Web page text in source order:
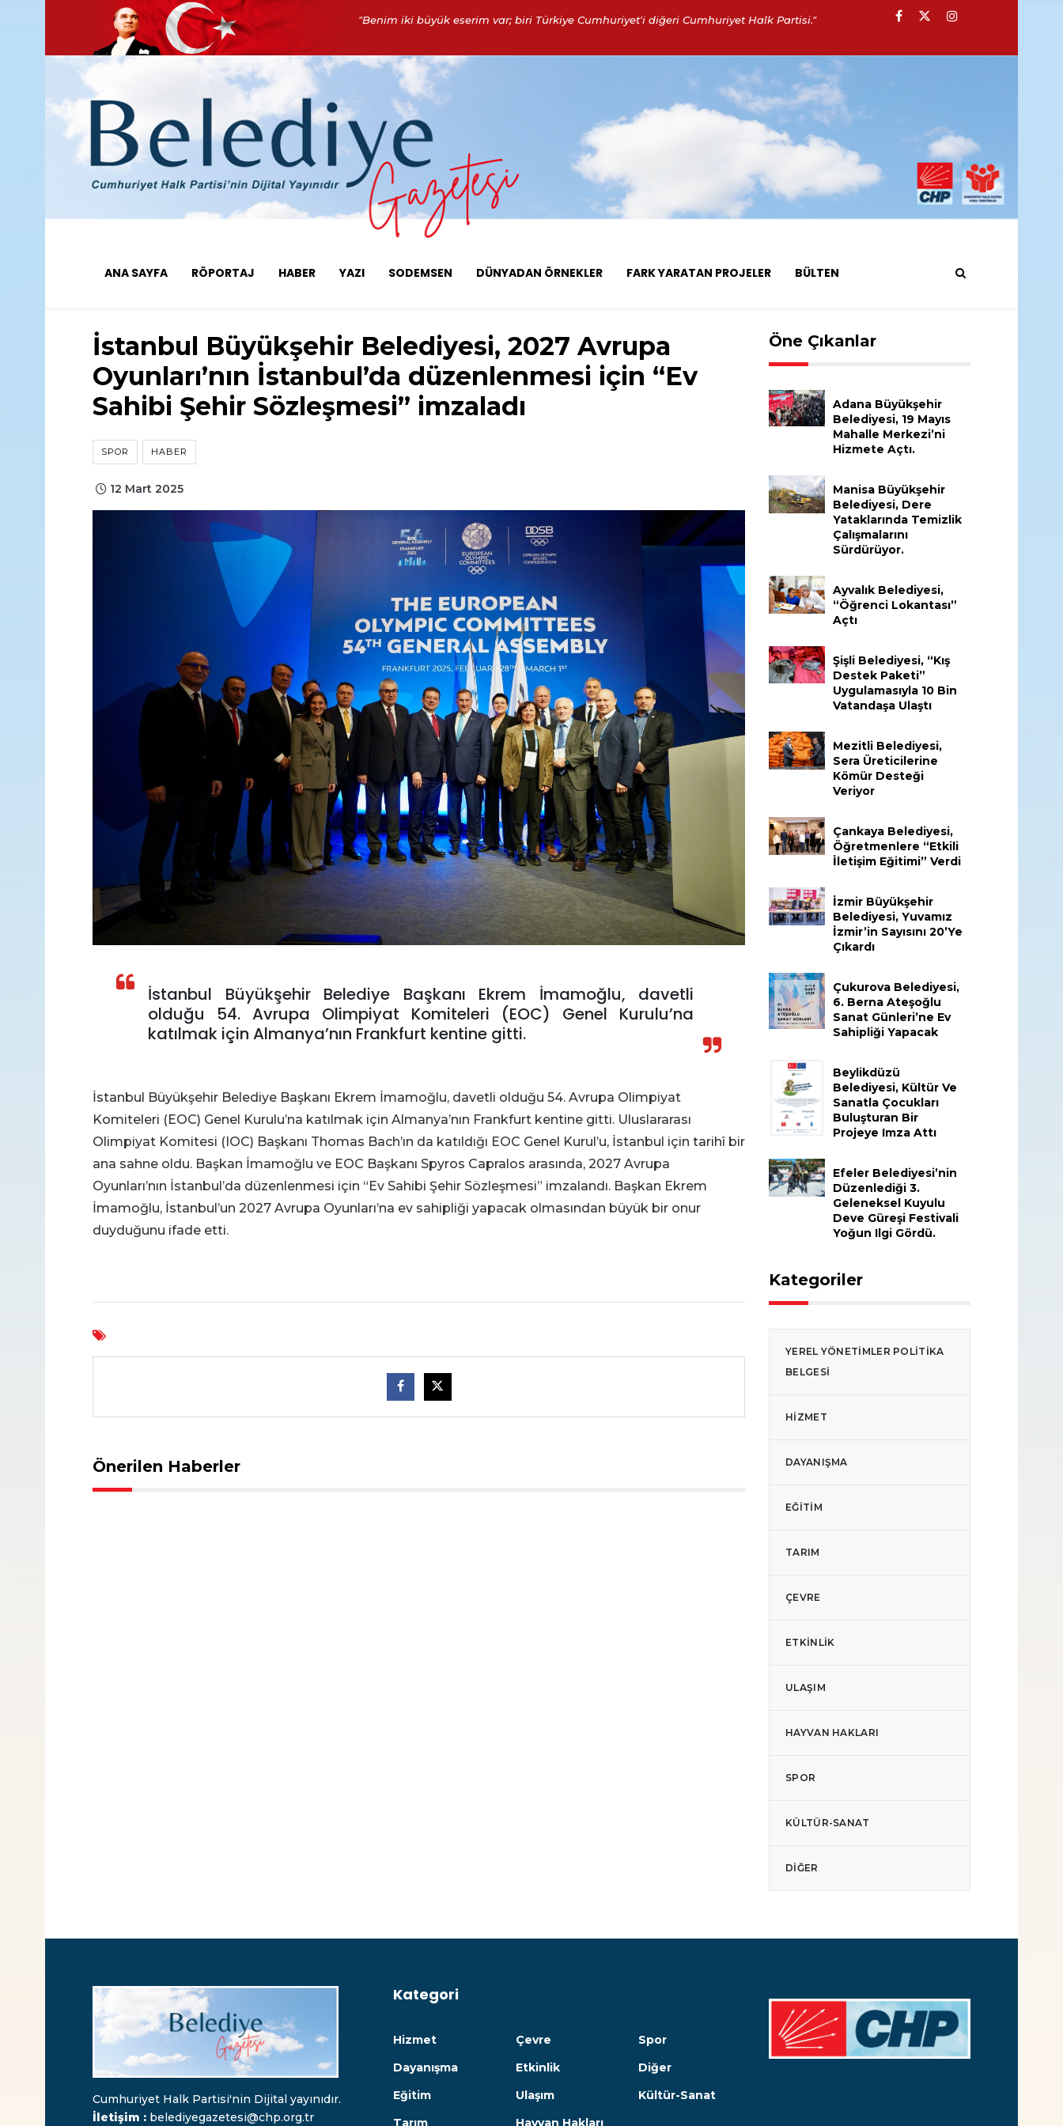
"Benim iki büyük eserim var; biri Türkiye Cumhuriyet'i diğeri Cumhuriyet Halk Partisi."
ANA SAYFA RÖPORTAJ HABER YAZI SODEMSEN DÜNYADAN ÖRNEKLER FARK YARATAN PROJELER BÜLTEN
İstanbul Büyükşehir Belediyesi, 2027 Avrupa
Oyunları’nın İstanbul’da düzenlenmesi için “Ev
Sahibi Şehir Sözleşmesi” imzaladı
SPOR HABER
12 Mart 2025
İstanbul Büyükşehir Belediye Başkanı Ekrem İmamoğlu, davetli
olduğu 54. Avrupa Olimpiyat Komiteleri (EOC) Genel Kurulu’na
katılmak için Almanya’nın Frankfurt kentine gitti.
İstanbul Büyükşehir Belediye Başkanı Ekrem İmamoğlu, davetli olduğu 54. Avrupa Olimpiyat
Komiteleri (EOC) Genel Kurulu’na katılmak için Almanya’nın Frankfurt kentine gitti. Uluslararası
Olimpiyat Komitesi (IOC) Başkanı Thomas Bach’ın da katıldığı EOC Genel Kurul’u, İstanbul için tarihî bir
ana sahne oldu. Başkan İmamoğlu ve EOC Başkanı Spyros Capralos arasında, 2027 Avrupa
Oyunları’nın İstanbul’da düzenlenmesi için “Ev Sahibi Şehir Sözleşmesi” imzalandı. Başkan Ekrem
İmamoğlu, İstanbul’un 2027 Avrupa Oyunları’na ev sahipliği yapacak olmasından büyük bir onur
duyduğunu ifade etti.
Önerilen Haberler
Öne Çıkanlar
Adana Büyükşehir
Belediyesi, 19 Mayıs
Mahalle Merkezi’ni
Hizmete Açtı.
Manisa Büyükşehir
Belediyesi, Dere
Yataklarında Temizlik
Çalışmalarını
Sürdürüyor.
Ayvalık Belediyesi,
“Öğrenci Lokantası”
Açtı
Şişli Belediyesi, “Kış
Destek Paketi”
Uygulamasıyla 10 Bin
Vatandaşa Ulaştı
Mezitli Belediyesi,
Sera Üreticilerine
Kömür Desteği
Veriyor
Çankaya Belediyesi,
Öğretmenlere “Etkili
İletişim Eğitimi” Verdi
İzmir Büyükşehir
Belediyesi, Yuvamız
İzmir’in Sayısını 20’ye
Çıkardı
Çukurova Belediyesi,
6. Berna Ateşoğlu
Sanat Günleri’ne Ev
Sahipliği Yapacak
Beylikdüzü
Belediyesi, Kültür Ve
Sanatla Çocukları
Buluşturan Bir
Projeye Imza Attı
Efeler Belediyesi’nin
Düzenlediği 3.
Geleneksel Kuyulu
Deve Güreşi Festivali
Yoğun Ilgi Gördü.
Kategoriler
YEREL YÖNETIMLER POLITIKA
BELGESI
HIZMET
DAYANIŞMA
EĞITIM
TARIM
ÇEVRE
ETKINLIK
ULAŞIM
HAYVAN HAKLARI
SPOR
KÜLTÜR-SANAT
DIĞER
Cumhuriyet Halk Partisi'nin Dijital yayınıdır.
İletişim : belediyegazetesi@chp.org.tr
Kategori
Hizmet
Dayanışma
Eğitim
Tarım
Çevre
Etkinlik
Ulaşım
Hayvan Hakları
Spor
Diğer
Kültür-Sanat